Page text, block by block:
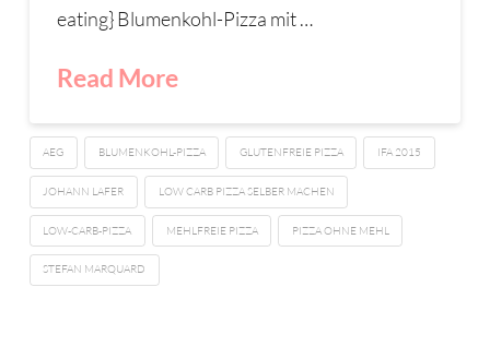
eating} Blumenkohl-Pizza mit …
Read More
AEG BLUMENKOHL-PIZZA GLUTENFREIE PIZZA IFA 2015
JOHANN LAFER LOW CARB PIZZA SELBER MACHEN
LOW-CARB-PIZZA MEHLFREIE PIZZA PIZZA OHNE MEHL
STEFAN MARQUARD